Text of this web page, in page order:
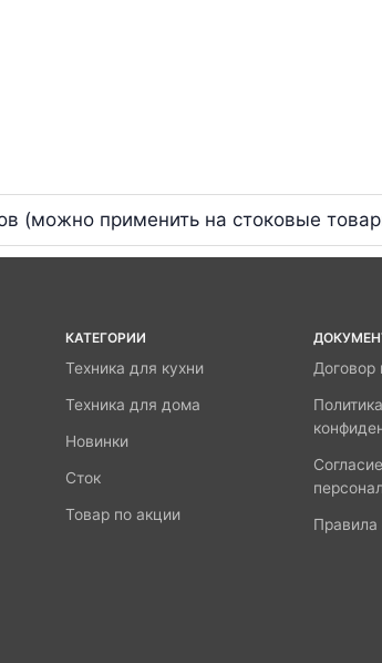
(можно применить на стоковые
КАТЕГОРИИ
Техника для кухни
Техника для дома
Новинки
Сток
Товар по акции
Договор
Политика
Правила